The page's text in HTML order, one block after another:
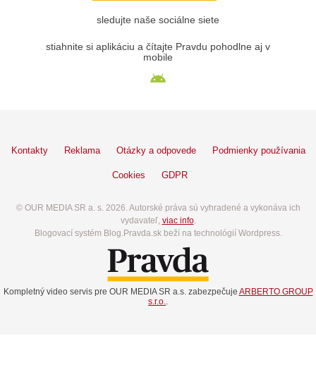
sledujte naše sociálne siete
stiahnite si aplikáciu a čítajte Pravdu pohodlne aj v
mobile
Kontakty Reklama Otázky a odpovede Podmienky používania
Cookies GDPR
© OUR MEDIA SR a. s. 2026. Autorské práva sú vyhradené a vykonáva ich
vydavateľ, viac info.
Blogovací systém Blog.Pravda.sk beží na technológií Wordpress.
Kompletný video servis pre OUR MEDIA SR a.s. zabezpečuje ARBERTO GROUP
s.r.o..